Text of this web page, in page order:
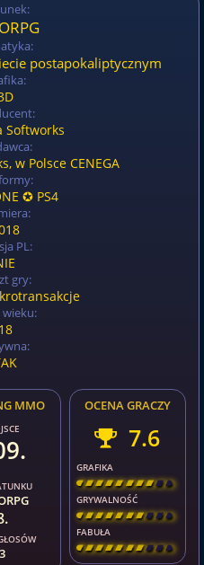
postapokaliptycznym
Softworks
w Polsce CENEGA
✪ PS4
PL:
gry:
18
MMO
3
OCENA GRACZY
7.6
GRAFIKA
[ \ \ \ \ \ \ \ \ ]
GRYWALNOŚĆ
[ \ \ \ \ \ \ \ \ ]
FABUŁA
[ \ \ \ \ \ \ \ \ ]